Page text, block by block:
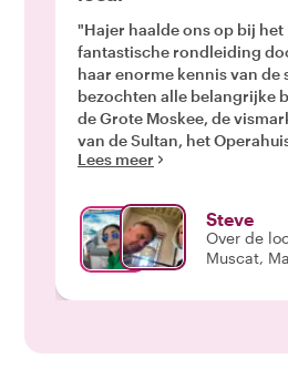
"Hajer haalde ons op bij het
fantastische rondleiding
haar enorme kennis van de
bezochten alle belangrijke
de Grote Moskee, de
van de Sultan, het
mee naar een
lunchen, dus Hajer nam ons
Turks visrestaurant, hielp
met ons lunchen. Niets was
Hajer. Een fantastische dag
Lees meer
Steve
Over de
Muscat,